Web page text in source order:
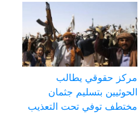
مركز حقوقي يطالب
الحوثيين بتسليم جثمان
مختطف توفي تحت التعذيب